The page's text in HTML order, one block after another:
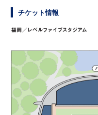
チケット情報